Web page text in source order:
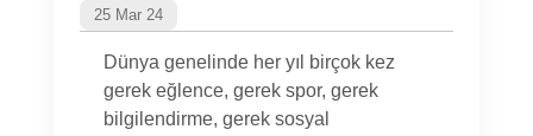
25 Mar 24
Dünya genelinde her yıl birçok kez
gerek eğlence, gerek spor, gerek
bilgilendirme, gerek sosyal